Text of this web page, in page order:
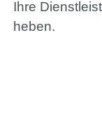
Ihre
heben.